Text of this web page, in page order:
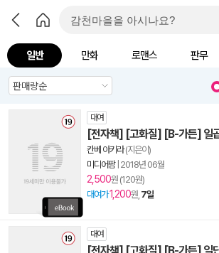
일반 만화 로맨스 판무
대여
[전자책] [고화질] [B-가든] 일
칸베 아키라(지은이)
미디어팜| 2018년 06월
2,500원 (120원)
대여가1,200원, 7일
대여